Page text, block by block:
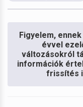
Figyelem,
évvel
változásokról
információk
frissítés